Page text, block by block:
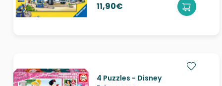
11,90€
4 Puzzles - Disney